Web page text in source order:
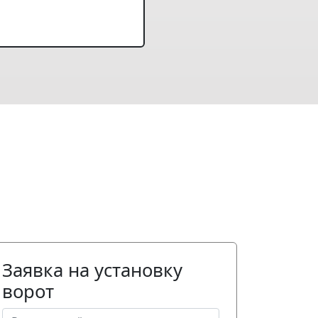
Заявка на установку
ворот